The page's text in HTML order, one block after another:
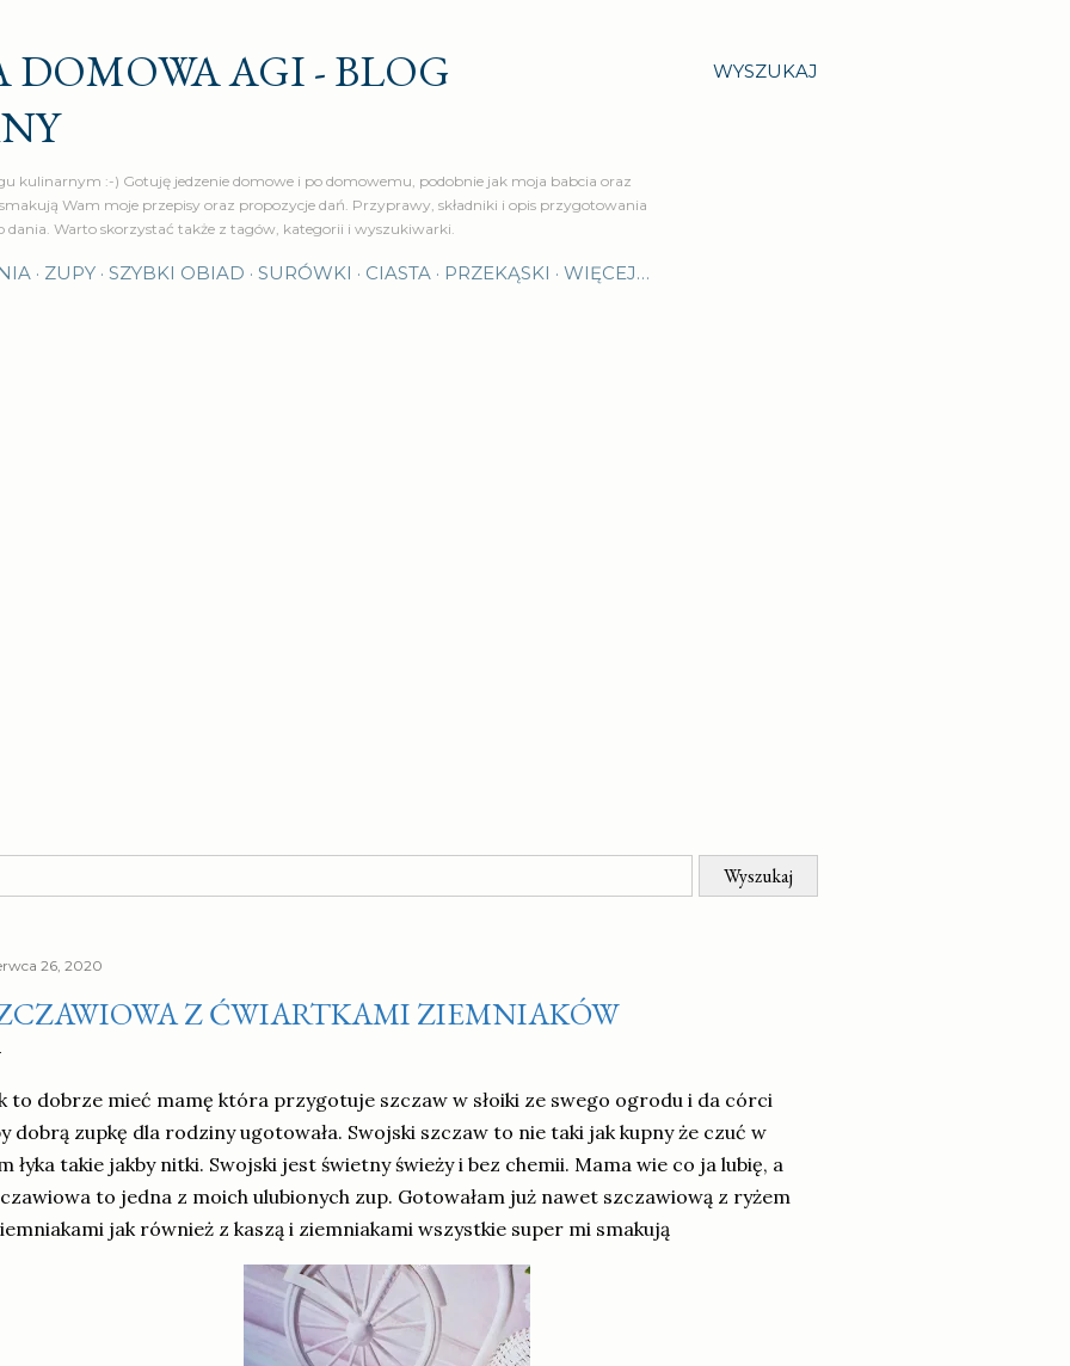
WYSZUKAJ
AGI - BLOG
kulinarnym :-) Gotuję jedzenie domowe i po domowemu, podobnie jak moja babcia oraz
Wam moje przepisy oraz propozycje dań. Przyprawy, składniki i opis przygotowania
dania. Warto skorzystać także z tagów, kategorii i wyszukiwarki.
ZUPY SZYBKI OBIAD SURÓWKI CIASTA PRZEKĄSKI WIĘCEJ…
26, 2020
Z ĆWIARTKAMI ZIEMNIAKÓW
to dobrze mieć mamę która przygotuje szczaw w słoiki ze swego ogrodu i da córci
dobrą zupkę dla rodziny ugotowała. Swojski szczaw to nie taki jak kupny że czuć w
łyka takie jakby nitki. Swojski jest świetny świeży i bez chemii. Mama wie co ja lubię, a
to jedna z moich ulubionych zup. Gotowałam już nawet szczawiową z ryżem
jak również z kaszą i ziemniakami wszystkie super mi smakują